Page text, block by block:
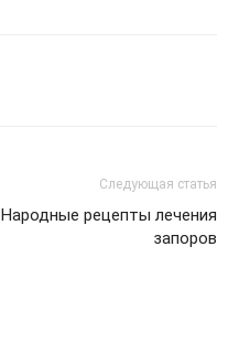
Следующая статья
Народные рецепты лечения
запоров